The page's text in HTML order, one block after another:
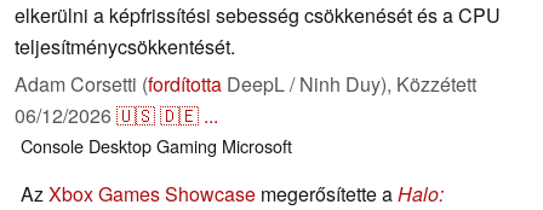
elkerülni a képfrissítési sebesség csökkenését és a CPU
teljesítménycsökkentését.
Adam Corsetti (fordította DeepL / Ninh Duy), Közzétett
06/12/2026🇺🇸🇩🇪 ...
Console DesktopGaming Microsoft
AzXbox Games Showcase megerősítette aHalo: